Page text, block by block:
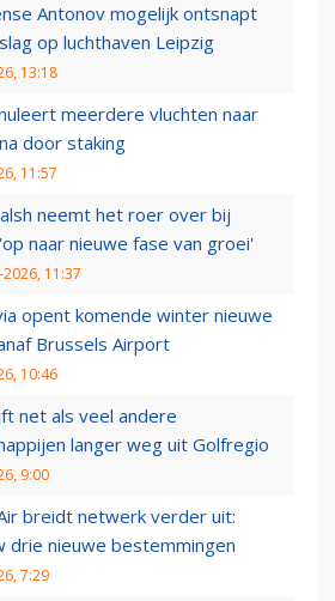
Antonov mogelijk ontsnapt
op luchthaven Leipzig
13:18
meerdere vluchten naar
door staking
11:57
neemt het roer over bij
naar nieuwe fase van groei'
11:37
opent komende winter nieuwe
Brussels Airport
10:46
net als veel andere
langer weg uit Golfregio
9:00
breidt netwerk verder uit:
drie nieuwe bestemmingen
7:29